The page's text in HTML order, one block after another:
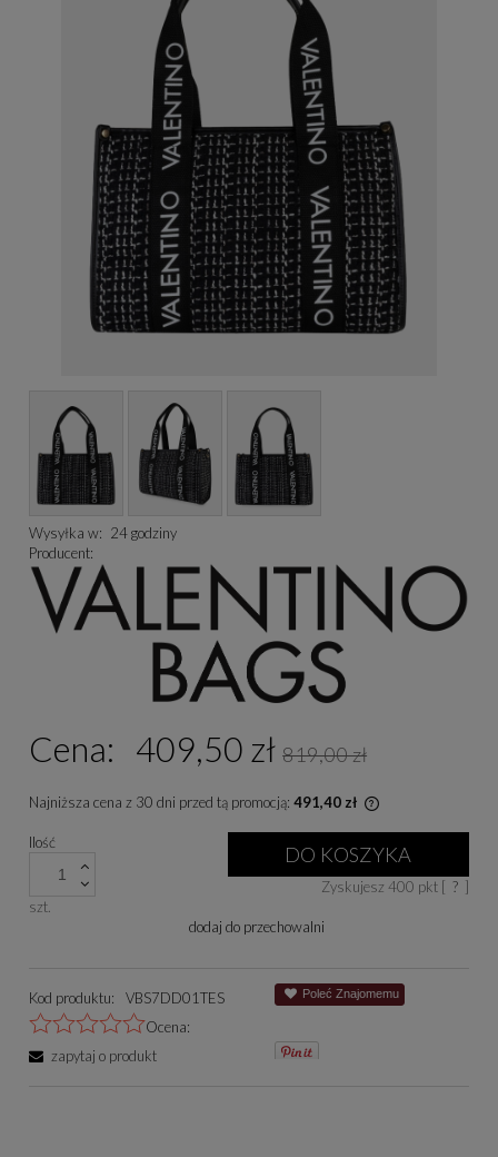
Wysyłka w: 24 godziny
Producent:
Cena: 409,50 zł 819,00 zł
Najniższa cena z 30 dni przed tą promocją: 491,40 zł
niż 30 dni,
cena od
się w sprzedaży.
Ilość
szt.
DO KOSZYKA
Zyskujesz 400 pkt [ ? ]
dodaj do przechowalni
Kod produktu:
VBS7DD01TES
Ocena:
zapytaj o produkt
Poleć Znajomemu